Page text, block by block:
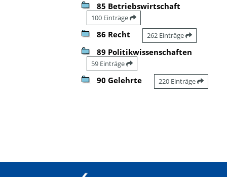
85 Betriebswirtschaft
100 Einträge
86 Recht 262 Einträge
89 Politikwissenschaften
59 Einträge
90 Gelehrte 220 Einträge